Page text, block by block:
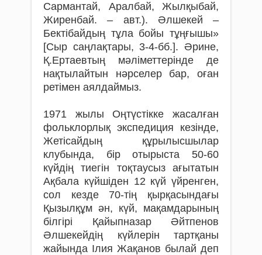
Сармантай, Аралбай, Жылқыбай,
Жиренбай. – авт.). Әлшекей –
Бектібайдың тұла бойы тұңғышы»
[Сыр саңлақтары, 3-4-бб.]. Әрине,
Қ.Ертаевтың мәліметтерінде де
нақтылайтын нәрселер бар, оған
ретімен аялдаймыз.
1971 жылы Оңтүстікке жасалған
фольклорлық экспедиция кезінде,
Жетісайдың құрылысшылар
клубында, бір отырыста 50-60
күйдің тиегін тоқтаусыз ағытатын
Ақбала күйшіден 12 күй үйренген,
сол кезде 70-тің қырқасындағы
Қызылқұм ән, күй, мақамдарының
білгірі Қайыпназар Әйтпенов
Әлшекейдің күйлерін тартқаны
жайында Ілия Жақанов былай деп